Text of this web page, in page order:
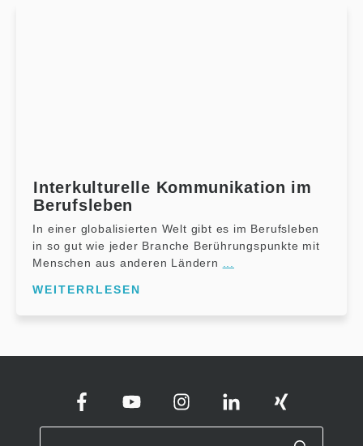
Interkulturelle Kommunikation im
Berufsleben
In einer globalisierten Welt gibt es im Berufsleben
in so gut wie jeder Branche Berührungspunkte mit
Menschen aus anderen Ländern
WEITERRLESEN